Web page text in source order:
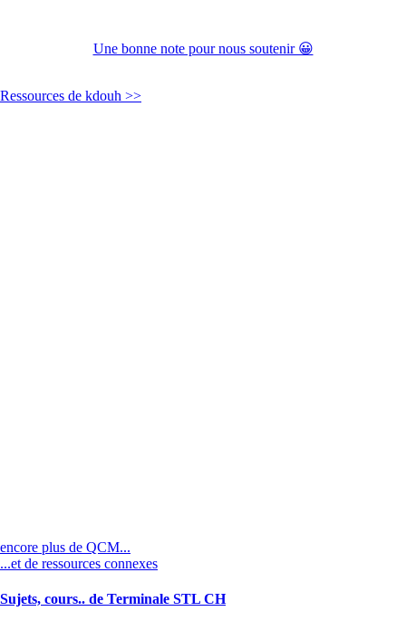
Une bonne note pour nous soutenir 😀
Ressources de kdouh >>
encore plus de QCM...
...et de ressources connexes
Sujets, cours.. de Terminale STL CH